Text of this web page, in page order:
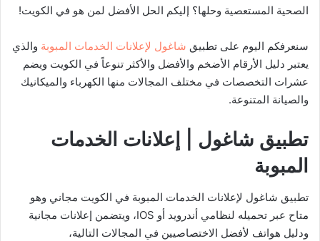
الصحية المستعصية وحلها؟ إليكم الحل الأفضل لمن هو في الكويت!
سنعرفكم اليوم على تطبيق شاغول لإعلانات الخدمات المبوبة والذي
يعتبر دليل الأرقام الأضخم والأفضل والأكثر تنوعاً في الكويت ويضم
عشرات التخصصات في مختلف المجالات منها الكهرباء والميكانيك
والصيانة المتنوعة.
تطبيق شاغول | إعلانات الخدمات
المبوبة
تطبيق شاغول لإعلانات الخدمات المبوبة في الكويت مجاني وهو
متاح عبر تحميله لنظامي أندرويد أو IOS، ويتضمن إعلانات مجانية
ودليل هواتف لأفضل الاختصاصيين في المجالات التالية،